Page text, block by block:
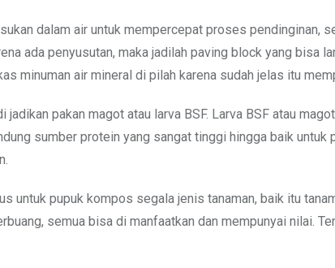
dalam air untuk mempercepat proses pendinginan,
ada penyusutan, maka jadilah paving block yang bisa
minuman air mineral di pilah karena sudah jelas itu
pakan magot atau larva BSF. Larva BSF atau
sumber protein yang sangat tinggi hingga baik untuk
untuk pupuk kompos segala jenis tanaman, baik itu
semua bisa di manfaatkan dan mempunyai nilai.